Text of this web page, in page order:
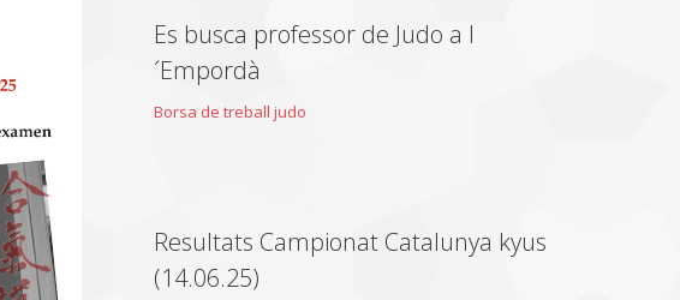
Es busca professor de Judo a l
´Empordà
Borsa de treball judo
Resultats Campionat Catalunya kyus
(14.06.25)